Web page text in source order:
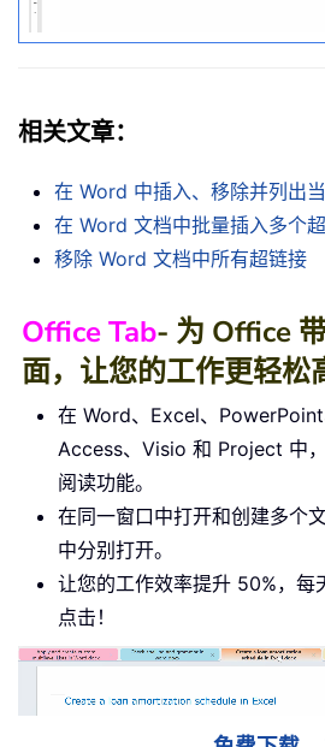
相关文章：
在 Word 中插入、移除并列出
在 Word 文档中批量插入多个
移除 Word 文档中所有超链接
Office Tab- 为 Office
面，让您的工作更轻松
在 Word、Excel、PowerPoint
Access、Visio 和 Project 中
阅读功能。
在同一窗口中打开和创建多个
中分别打开。
让您的工作效率提升 50%，每
点击！